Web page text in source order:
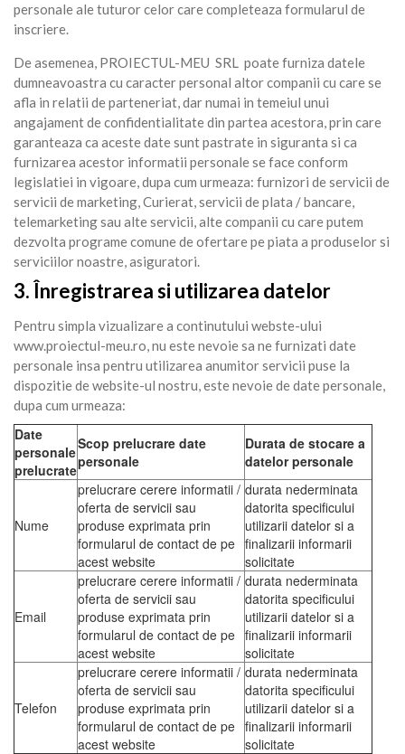
personale ale tuturor celor care completeaza formularul de
inscriere.
De asemenea, PROIECTUL-MEU SRL poate furniza datele
dumneavoastra cu caracter personal altor companii cu care se
afla in relatii de parteneriat, dar numai in temeiul unui
angajament de confidentialitate din partea acestora, prin care
garanteaza ca aceste date sunt pastrate in siguranta si ca
furnizarea acestor informatii personale se face conform
legislatiei in vigoare, dupa cum urmeaza: furnizori de servicii de
servicii de marketing, Curierat, servicii de plata / bancare,
telemarketing sau alte servicii, alte companii cu care putem
dezvolta programe comune de ofertare pe piata a produselor si
serviciilor noastre, asiguratori.
3. Înregistrarea si utilizarea datelor
Pentru simpla vizualizare a continutului webste-ului
www.proiectul-meu.ro, nu este nevoie sa ne furnizati date
personale insa pentru utilizarea anumitor servicii puse la
dispozitie de website-ul nostru, este nevoie de date personale,
dupa cum urmeaza:
Date
personale
prelucrate
Scop prelucrare date
personale
Durata de stocare a
datelor personale
Nume
prelucrare cerere informatii /
oferta de servicii sau
produse exprimata prin
formularul de contact de pe
acest website
durata nederminata
datorita specificului
utilizarii datelor si a
finalizarii informarii
solicitate
Email
prelucrare cerere informatii /
oferta de servicii sau
produse exprimata prin
formularul de contact de pe
acest website
durata nederminata
datorita specificului
utilizarii datelor si a
finalizarii informarii
solicitate
Telefon
prelucrare cerere informatii /
oferta de servicii sau
produse exprimata prin
formularul de contact de pe
acest website
durata nederminata
datorita specificului
utilizarii datelor si a
finalizarii informarii
solicitate